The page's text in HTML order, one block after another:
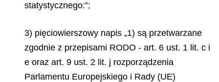
statystycznego:”;
3) pięciowierszowy napis „1) są przetwarzane
zgodnie z przepisami RODO - art. 6 ust. 1 lit. c i
e oraz art. 9 ust. 2 lit. j rozporządzenia
Parlamentu Europejskiego i Rady (UE)